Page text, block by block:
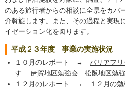
のある旅行者からの相談に全県をカバ
介斡旋します。また、その過程と実現
イゼーション化を図ります。
平成２３年度 事業の実施状況
１０月のレポート → バリアフリ
す
伊賀地区勉強会
松阪地区勉
１２月のレポート →
１２月の